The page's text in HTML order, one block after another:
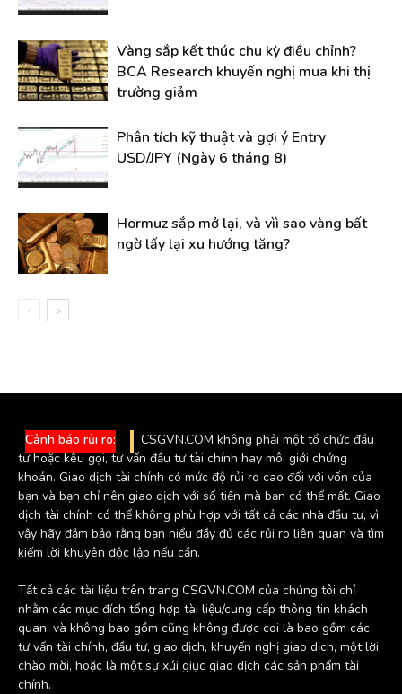
Vàng sắp kết thúc chu kỳ điều chỉnh?
BCA Research khuyến nghị mua khi thị
trường giảm
Phân tích kỹ thuật và gợi ý Entry
USD/JPY (Ngày 6 tháng 8)
Hormuz sắp mở lại, và vìì sao vàng bất
ngờ lấy lại xu hướng tăng?
Cảnh báo rủi ro:
CSGVN.COM không phải một tổ chức đầu
tư hoặc kêu gọi, tư vấn đầu tư tài chính hay môi giới chứng
khoán. Giao dịch tài chính có mức độ rủi ro cao đối với vốn của
bạn và bạn chỉ nên giao dịch với số tiền mà bạn có thể mất. Giao
dịch tài chính có thể không phù hợp với tất cả các nhà đầu tư, vì
vậy hãy đảm bảo rằng bạn hiểu đầy đủ các rủi ro liên quan và tìm
kiếm lời khuyên độc lập nếu cần.
Tất cả các tài liệu trên trang CSGVN.COM của chúng tôi chỉ
nhằm các mục đích tổng hợp tài liệu/cung cấp thông tin khách
quan, và không bao gồm cũng không được coi là bao gồm các
tư vấn tài chính, đầu tư, giao dịch, khuyến nghị giao dịch, một lời
chào mời, hoặc là một sự xúi giục giao dịch các sản phẩm tài
chính.